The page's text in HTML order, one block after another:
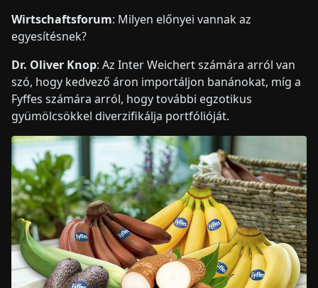
Wirtschaftsforum: Milyen előnyei vannak az
egyesítésnek?
Dr. Oliver Knop: Az Inter Weichert számára arról van
szó, hogy kedvező áron importáljon banánokat, míg a
Fyffes számára arról, hogy további egzotikus
gyümölcsökkel diverzifikálja portfólióját.